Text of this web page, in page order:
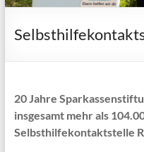
20 Jahre
insgesamt mehr als
Selbsthilfekontaktstelle